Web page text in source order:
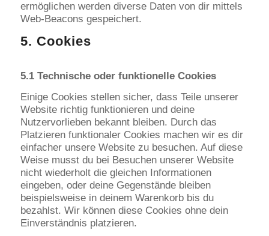
ermöglichen werden diverse Daten von dir mittels
Web-Beacons gespeichert.
5. Cookies
5.1 Technische oder funktionelle Cookies
Einige Cookies stellen sicher, dass Teile unserer
Website richtig funktionieren und deine
Nutzervorlieben bekannt bleiben. Durch das
Platzieren funktionaler Cookies machen wir es dir
einfacher unsere Website zu besuchen. Auf diese
Weise musst du bei Besuchen unserer Website
nicht wiederholt die gleichen Informationen
eingeben, oder deine Gegenstände bleiben
beispielsweise in deinem Warenkorb bis du
bezahlst. Wir können diese Cookies ohne dein
Einverständnis platzieren.